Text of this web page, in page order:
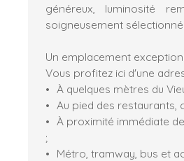
généreux, luminosité
soigneusement sélectionné.
Un emplacement
Vous profitez ici d'une
À quelques mètres du
Au pied des restaurants,
À proximité immédiate
;
Métro, tramway, bus et